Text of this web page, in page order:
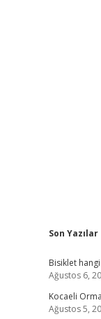
Son Yazılar
Bisiklet hangi
Ağustos 6,
Kocaeli
Ağustos 5,